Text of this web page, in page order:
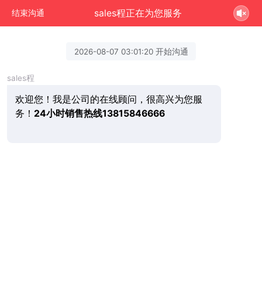
结束沟通 sales程正在为您服务
2026-08-07 03:01:20 开始沟通
sales程
欢迎您！我是公司的在线顾问，很高兴为您服
务！ 24小时销售热线13815846666